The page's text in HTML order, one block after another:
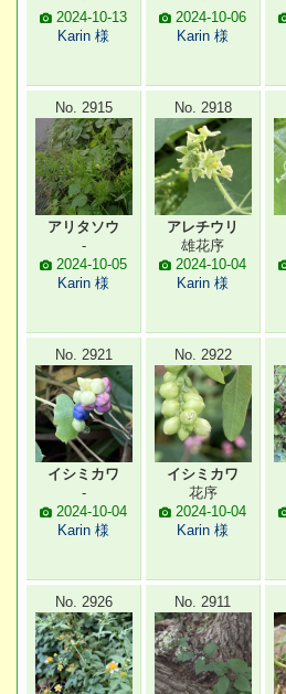
2024-10-13
Karin 様
2024-10-06
Karin 様
No. 2915
アリタソウ
-
2024-10-05
Karin 様
No. 2918
アレチウリ
雄花序
2024-10-04
Karin 様
No. 2921
イシミカワ
-
2024-10-04
Karin 様
No. 2922
イシミカワ
花序
2024-10-04
Karin 様
No. 2926 No. 2911